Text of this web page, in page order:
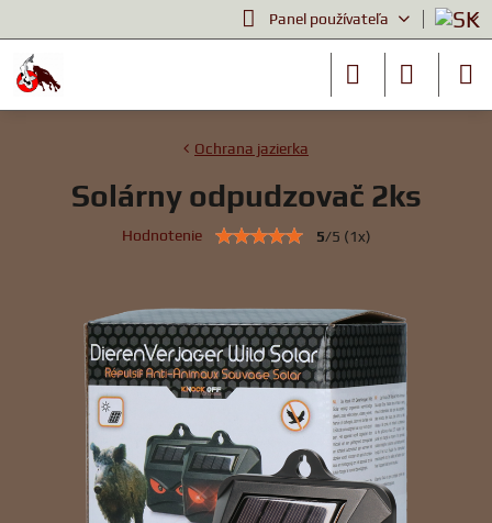
Panel používateľa
Ochrana jazierka
Solárny odpudzovač 2ks
Hodnotenie 5/5 (1x)